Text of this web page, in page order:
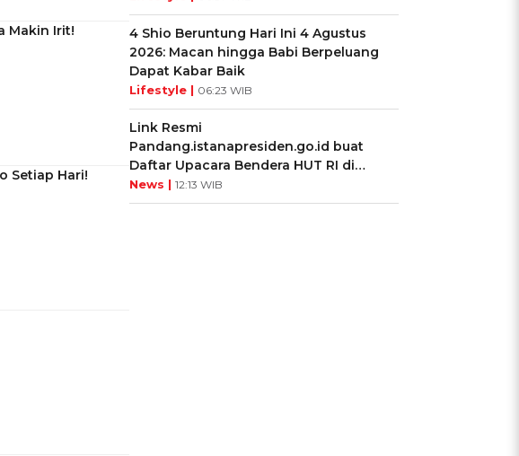
Makin Irit!
Setiap Hari!
4 Shio Beruntung Hari Ini 4 Agustus
2026: Macan hingga Babi Berpeluang
Dapat Kabar Baik
Lifestyle | 06:23 WIB
Link Resmi
Pandang.istanapresiden.go.id buat
Daftar Upacara Bendera HUT RI di
Istana Negara
News | 12:13 WIB